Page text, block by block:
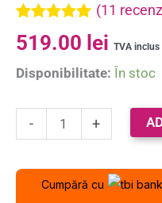
Evaluat la
4.91din 5
11
evaluări de
(11
519.00 lei TVA inclus
Disponibilitate: În stoc
- +
Cumpără cu